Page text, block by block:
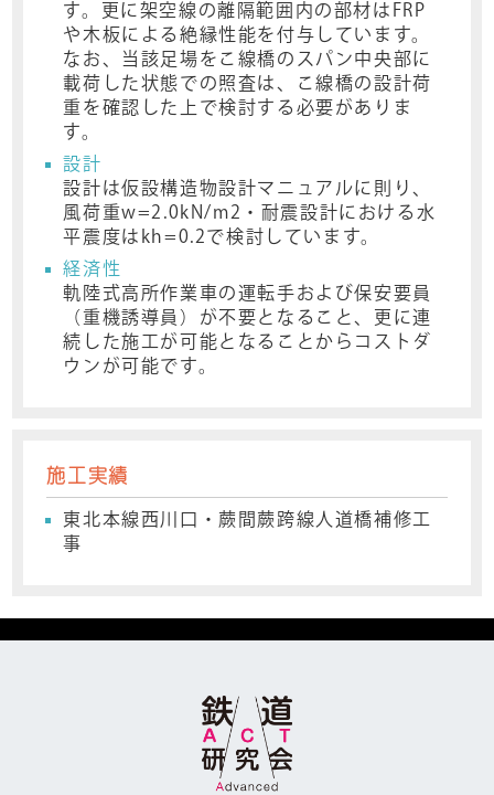
す。更に架空線の離隔範囲内の部材はFRP
や木板による絶縁性能を付与しています。
なお、当該足場をこ線橋のスパン中央部に
載荷した状態での照査は、こ線橋の設計荷
重を確認した上で検討する必要がありま
す。
設計
設計は仮設構造物設計マニュアルに則り、
風荷重w=2.0kN/m2・耐震設計における水
平震度はkh=0.2で検討しています。
経済性
軌陸式高所作業車の運転手および保安要員
（重機誘導員）が不要となること、更に連
続した施工が可能となることからコストダ
ウンが可能です。
施工実績
東北本線西川口・蕨間蕨跨線人道橋補修工
事